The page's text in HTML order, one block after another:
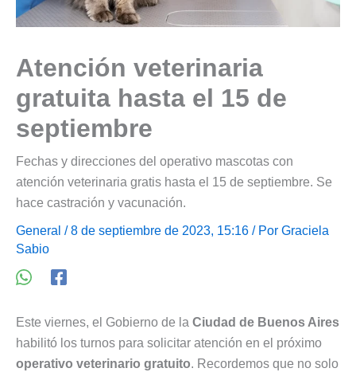
Atención veterinaria
gratuita hasta el 15 de
septiembre
Fechas y direcciones del operativo mascotas con
atención veterinaria gratis hasta el 15 de septiembre. Se
hace castración y vacunación.
General / 8 de septiembre de 2023, 15:16 / Por Graciela
Sabio
Este viernes, el Gobierno de la Ciudad de Buenos Aires
habilitó los turnos para solicitar atención en el próximo
operativo veterinario gratuito. Recordemos que no solo